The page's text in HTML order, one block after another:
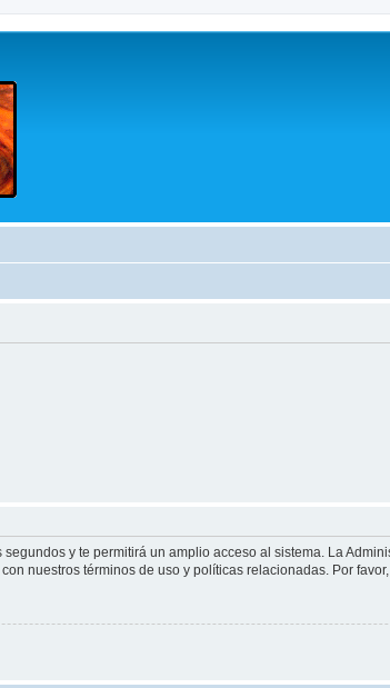
y te permitirá un amplio acceso al sistema. La
nuestros términos de uso y políticas relacionadas. Por